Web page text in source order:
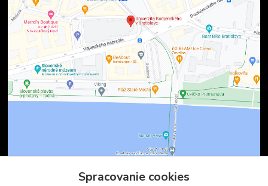
Spracovanie cookies